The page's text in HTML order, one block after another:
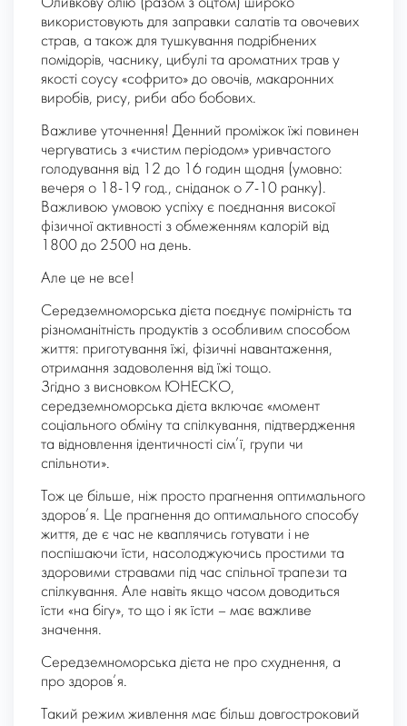
Оливкову олію (разом з оцтом) широко
використовують для заправки салатів та овочевих
страв, а також для тушкування подрібнених
помідорів, часнику, цибулі та ароматних трав у
якості соусу «софрито» до овочів, макаронних
виробів, рису, риби або бобових.
Важливе уточнення! Денний проміжок їжі повинен
чергуватись з «чистим періодом» уривчастого
голодування від 12 до 16 годин щодня (умовно:
вечеря о 18-19 год., сніданок о 7-10 ранку).
Важливою умовою успіху є поєднання високої
фізичної активності з обмеженням калорій від
1800 до 2500 на день.
Але це не все!
Середземноморська дієта поєднує помірність та
різноманітність продуктів з особливим способом
життя: приготування їжі, фізичні навантаження,
отримання задоволення від їжі тощо.
Згідно з висновком ЮНЕСКО,
середземноморська дієта включає «момент
соціального обміну та спілкування, підтвердження
та відновлення ідентичності сім’ї, групи чи
спільноти».
Тож це більше, ніж просто прагнення оптимального
здоров’я. Це прагнення до оптимального способу
життя, де є час не кваплячись готувати і не
поспішаючи їсти, насолоджуючись простими та
здоровими стравами під час спільної трапези та
спілкування. Але навіть якщо часом доводиться
їсти «на бігу», то що і як їсти – має важливе
значення.
Середземноморська дієта не про схуднення, а
про здоров’я.
Такий режим живлення має більш довгостроковий